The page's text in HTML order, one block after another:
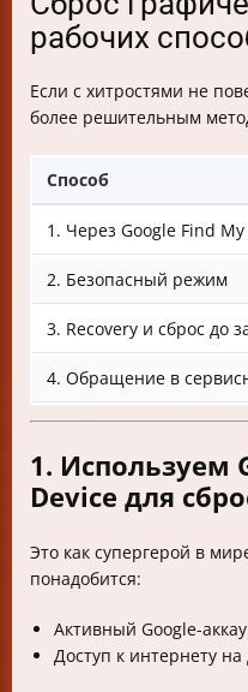
рабочих
Если с хитростями не
более решительным
Способ
1. Через Google Find
2. Безопасный режим
3. Recovery и сброс до
4. Обращение в
1. Используем
Device для
Это как супергерой в
понадобится:
Активный Google-
Доступ к интернету на